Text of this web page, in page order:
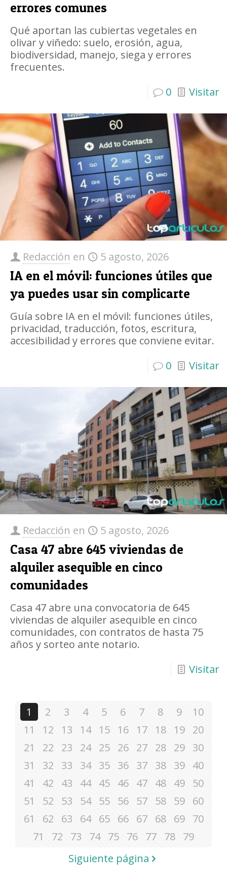
errores comunes
Qué aportan las cubiertas vegetales en
olivar y viñedo: suelo, erosión, agua,
biodiversidad, manejo, siega y errores
frecuentes.
0
Visitar
Redacción en 5 agosto, 2026
IA en el móvil: funciones útiles que
ya puedes usar sin complicarte
Guía sobre IA en el móvil: funciones útiles,
privacidad, traducción, fotos, escritura,
accesibilidad y errores que conviene evitar.
0
Visitar
Redacción en 5 agosto, 2026
Casa 47 abre 645 viviendas de
alquiler asequible en cinco
comunidades
Casa 47 abre una convocatoria de 645
viviendas de alquiler asequible en cinco
comunidades, con contratos de hasta 75
años y sorteo ante notario.
Visitar
1 2 3 4 5 6 7 8 9
10
11
12 13 14 15 16 17 18 19
20
21
22 23 24 25 26 27 28 29
30
31
32 33 34 35 36 37 38 39
40
41
42 43 44 45 46 47 48 49
50
51
52 53 54 55 56 57 58 59
60
61
62 63 64 65 66 67 68 69
70
71
72 73 74 75 76 77 78 79
Siguiente página